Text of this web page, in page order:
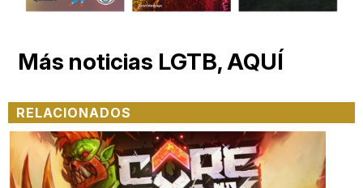
Más noticias LGTB, AQUÍ
RELACIONADOS